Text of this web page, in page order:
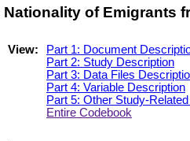
Nationality of Emigrants
View:
Part 1: Document
Part 2: Study Description
Part 3: Data Files
Part 4: Variable Description
Part 5: Other Study-
Entire Codebook